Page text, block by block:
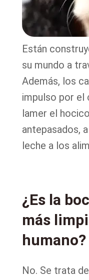
Están
su mundo a
Además, los
impulso por el
lamer el
antepasados,
leche a los
¿Es la
más
humano?
No. Se trata